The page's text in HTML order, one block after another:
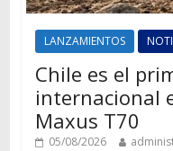
LANZAMIENTOS
Chile es el
internacional
Maxus T70
05/08/2026